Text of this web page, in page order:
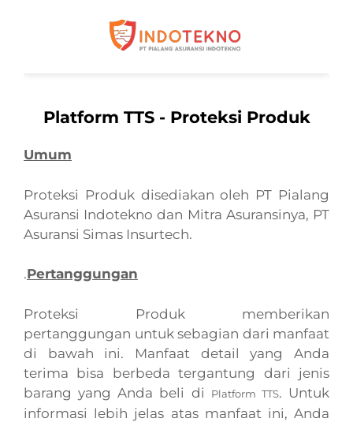
Platform TTS - Proteksi Produk
Umum
Proteksi Produk disediakan oleh PT Pialang
Asuransi Indotekno dan Mitra Asuransinya, PT
Asuransi Simas Insurtech.
.Pertanggungan
Proteksi Produk memberikan
pertanggungan untuk sebagian dari manfaat
di bawah ini. Manfaat detail yang Anda
terima bisa berbeda tergantung dari jenis
barang yang Anda beli di
Platform TTS. Untuk
informasi lebih jelas atas manfaat ini, Anda